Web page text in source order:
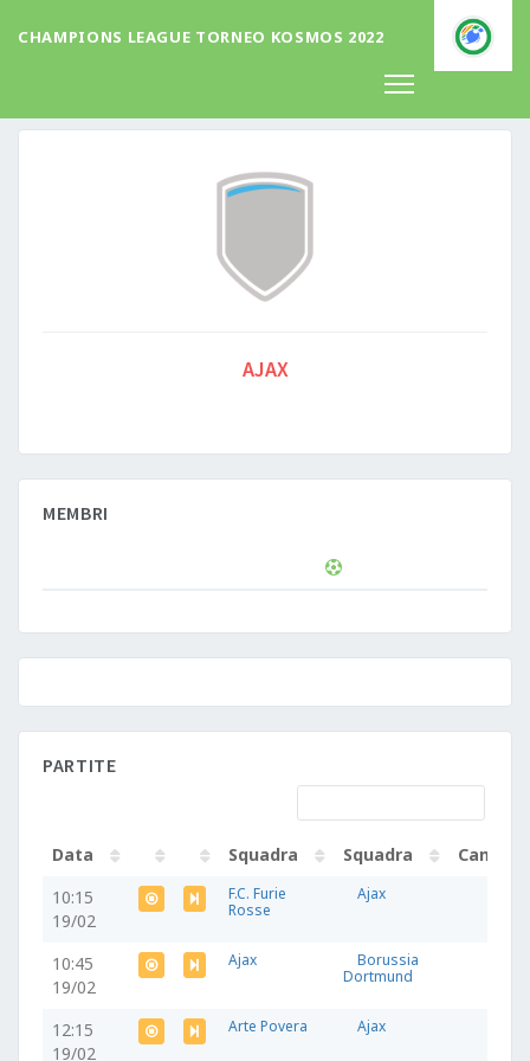
CHAMPIONS LEAGUE TORNEO KOSMOS 2022
AJAX
MEMBRI
PARTITE
Data Squadra Squadra
Campo
Data
Squadra Squadra
10:15
19/02
F.C. Furie
Rosse
Ajax
10:45
19/02
Ajax
Borussia
Dortmund
12:15
19/02
Arte Povera Ajax